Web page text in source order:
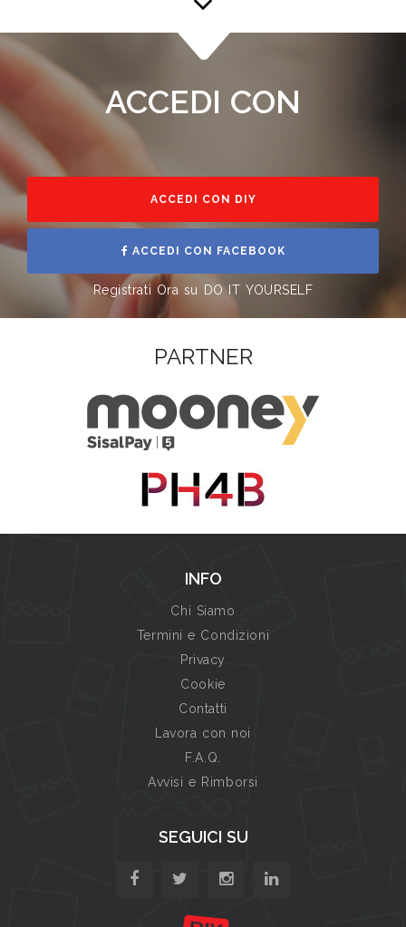
ACCEDI CON
ACCEDI CON DIY
ACCEDI CON FACEBOOK
Registrati Ora su DO IT YOURSELF
PARTNER
INFO
Chi Siamo
Termini e Condizioni
Privacy
Cookie
Contatti
Lavora con noi
F.A.Q.
Avvisi e Rimborsi
SEGUICI SU